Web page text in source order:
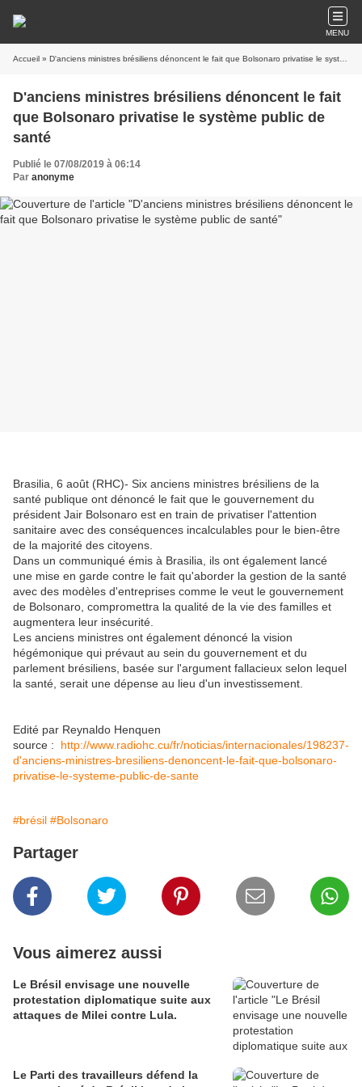
MENU
Accueil » D'anciens ministres brésiliens dénoncent le fait que Bolsonaro privatise le système public de santé
D'anciens ministres brésiliens dénoncent le fait
que Bolsonaro privatise le système public de
santé
Publié le 07/08/2019 à 06:14
Par anonyme
Brasilia, 6 août (RHC)- Six anciens ministres brésiliens de la
santé publique ont dénoncé le fait que le gouvernement du
président Jair Bolsonaro est en train de privatiser l'attention
sanitaire avec des conséquences incalculables pour le bien-être
de la majorité des citoyens.
Dans un communiqué émis à Brasilia, ils ont également lancé
une mise en garde contre le fait qu'aborder la gestion de la santé
avec des modèles d'entreprises comme le veut le gouvernement
de Bolsonaro, compromettra la qualité de la vie des familles et
augmentera leur insécurité.
Les anciens ministres ont également dénoncé la vision
hégémonique qui prévaut au sein du gouvernement et du
parlement brésiliens, basée sur l'argument fallacieux selon lequel
la santé, serait une dépense au lieu d'un investissement.
Edité par Reynaldo Henquen
source : http://www.radiohc.cu/fr/noticias/internacionales/198237-
d'anciens-ministres-bresiliens-denoncent-le-fait-que-bolsonaro-
privatise-le-systeme-public-de-sante
#brésil #Bolsonaro
Partager
Vous aimerez aussi
Le Brésil envisage une nouvelle
protestation diplomatique suite aux
attaques de Milei contre Lula.
Le Parti des travailleurs défend la